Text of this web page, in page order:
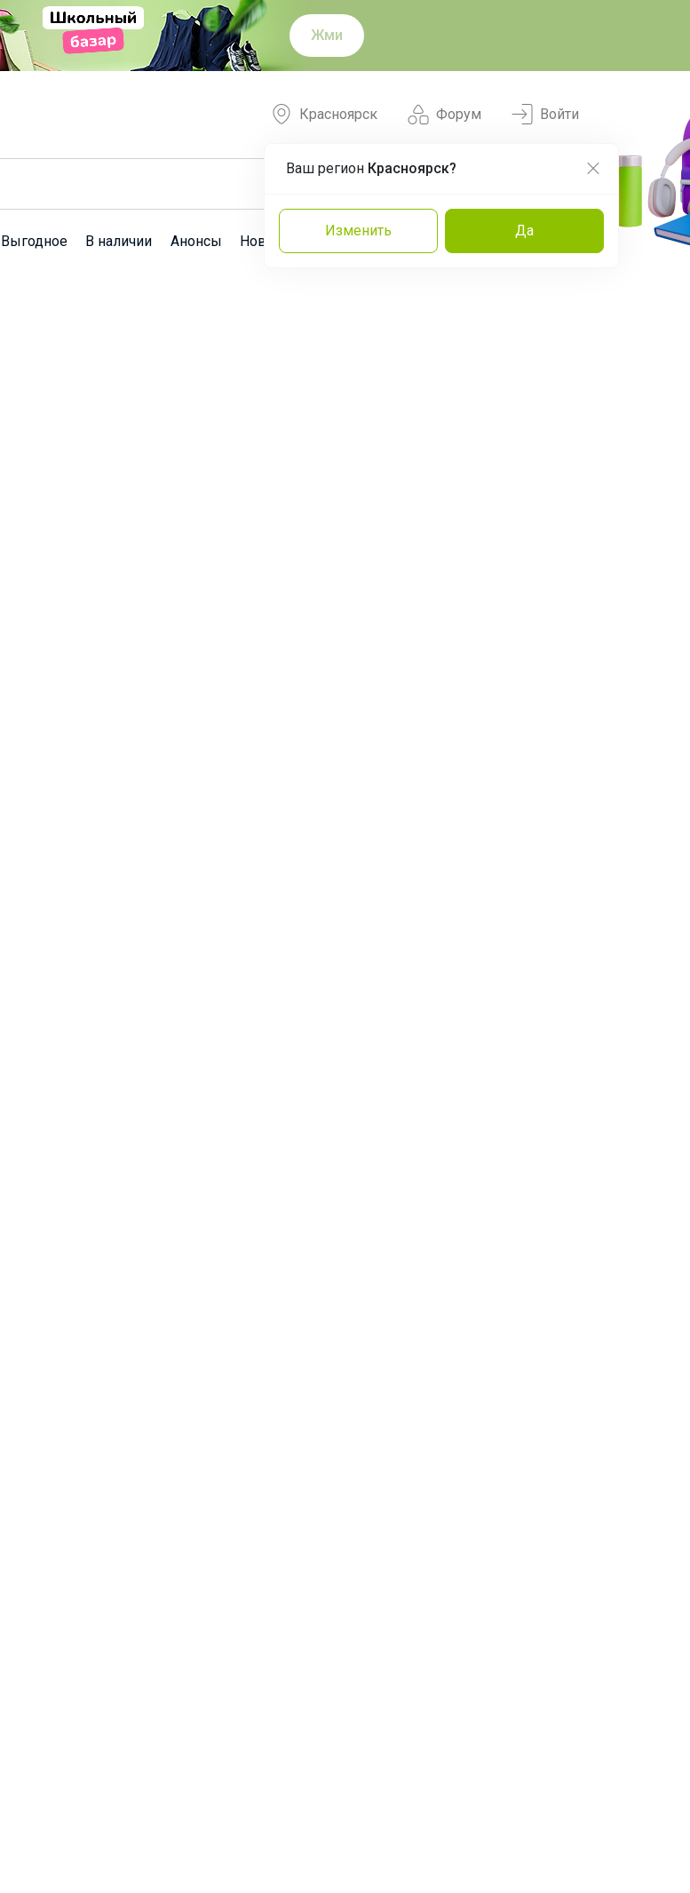
Жми
Форум
Красноярск
Ваш регион Красноярск?
Изменить Да
Войти
Выгодное В наличии Анонсы Новости Команда Эксперты